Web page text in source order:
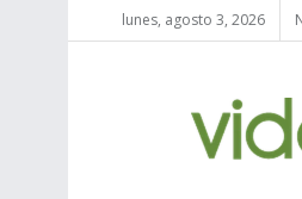
lunes, agosto 3, 2026